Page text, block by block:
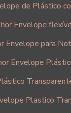
de Plástico
Envelope
Envelope para
Envelope
Plastico